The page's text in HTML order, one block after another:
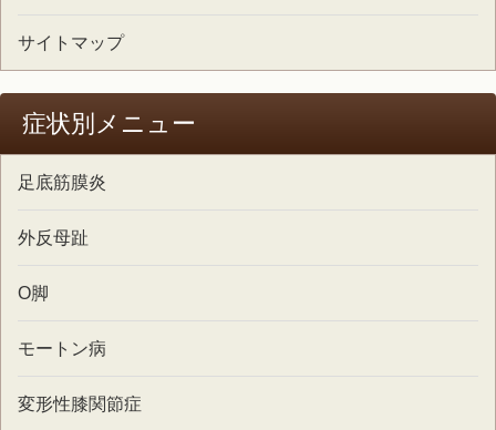
サイトマップ
症状別メニュー
足底筋膜炎
外反母趾
O脚
モートン病
変形性膝関節症